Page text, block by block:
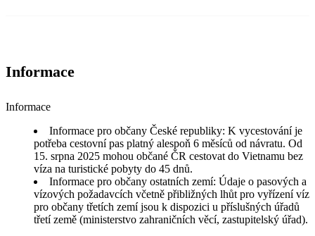
Informace
Informace
Informace pro občany České republiky: K vycestování je
potřeba cestovní pas platný alespoň 6 měsíců od návratu. Od
15. srpna 2025 mohou občané ČR cestovat do Vietnamu bez
víza na turistické pobyty do 45 dnů.
Informace pro občany ostatních zemí: Údaje o pasových a
vízových požadavcích včetně přibližných lhůt pro vyřízení víz
pro občany třetích zemí jsou k dispozici u příslušných úřadů
třetí země (ministerstvo zahraničních věcí, zastupitelský úřad).